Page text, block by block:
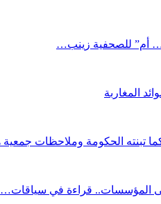
المغاربة
المؤسسات.. قراءة في سياقات…